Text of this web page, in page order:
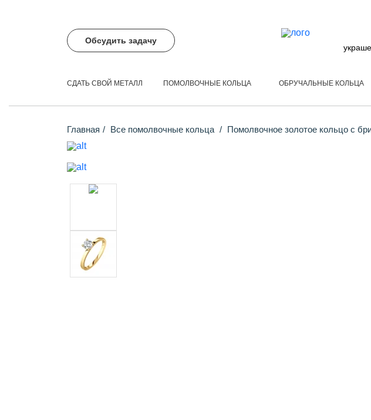
Обсудить задачу
СДАТЬ СВОЙ МЕТАЛЛ ПОМОЛВОЧНЫЕ КОЛЬЦА ОБРУЧАЛЬНЫЕ КОЛЬЦА
Главная Все помолвочные кольца Помолвочное золотое кольцо с